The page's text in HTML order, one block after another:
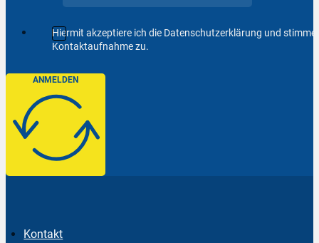
Hiermit akzeptiere ich die Datenschutzerklärung und
Kontaktaufnahme zu.
ANMELDEN
Kontakt